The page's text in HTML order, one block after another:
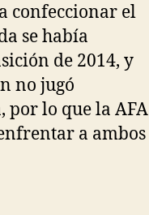
confeccionar el
se había
de 2014, y
no jugó
por lo que la AFA
a ambos